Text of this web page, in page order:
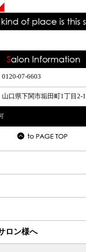
0120-07-6603
山口県下関市垢田町1丁目2-1
ロン様へ